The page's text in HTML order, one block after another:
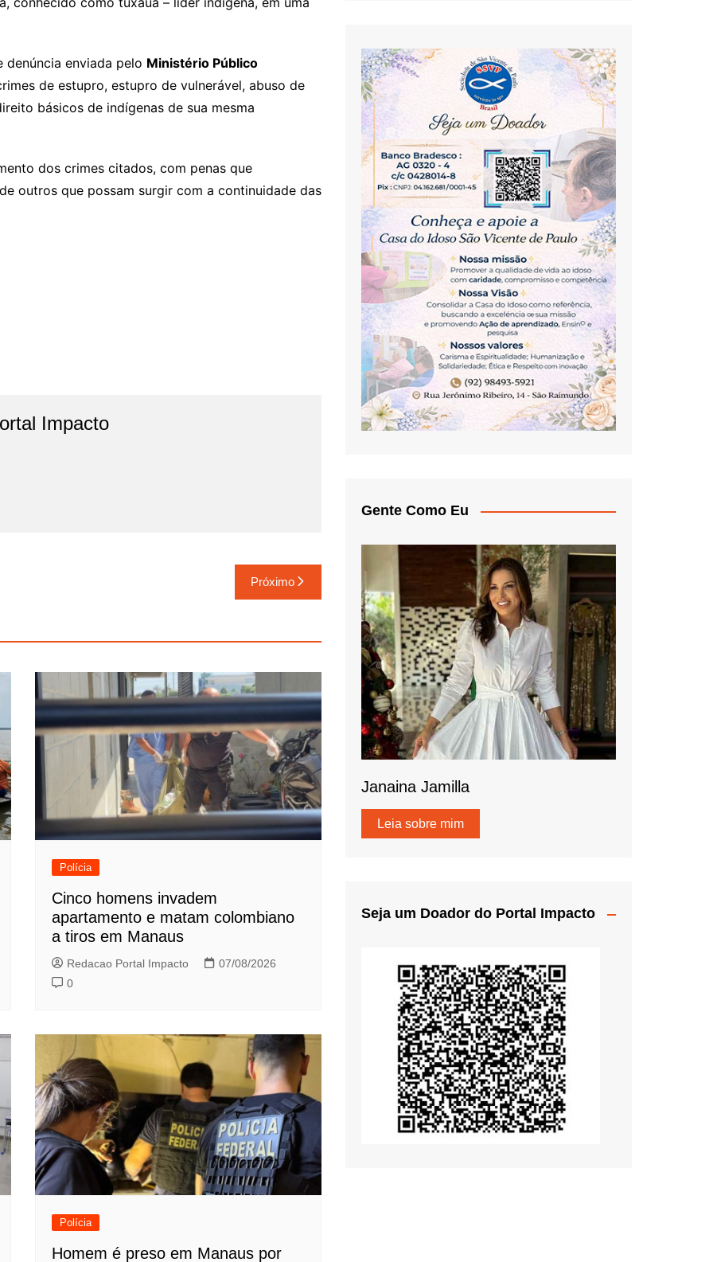
enviada pelo Ministério Público
de estupro, estupro de vulnerável, abuso de
básicos de indígenas de sua mesma
dos crimes citados, com penas que
outros que possam surgir com a continuidade das
Impacto
Próximo
Polícia
Cinco homens invadem
apartamento e matam colombiano
a tiros em Manaus
Redacao Portal Impacto
07/08/2026
0
Polícia
Homem é preso em Manaus por
Gente Como Eu
Janaina Jamilla
Leia sobre mim
Seja um Doador do Portal Impacto